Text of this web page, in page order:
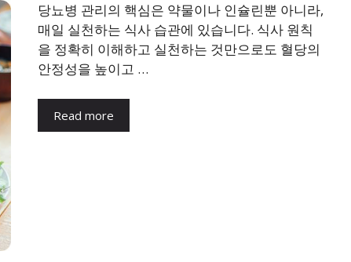
당뇨병 관리의 핵심은 약물이나 인슐린뿐 아니라,
매일 실천하는 식사 습관에 있습니다. 식사 원칙
을 정확히 이해하고 실천하는 것만으로도 혈당의
안정성을 높이고 …
Read more